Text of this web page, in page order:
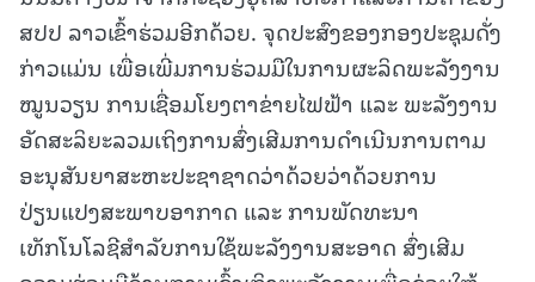
ສປປ ລາວເຂົ້າຮ່ວມອີກດ້ວຍ. ຈຸດປະສົງຂອງກອງປະຊຸມດັ່ງ
ກ່າວແມ່ນ ເພື່ອເພີ່ມການຮ່ວມມືໃນການຜະລິດພະລັງງານ
ໝູນວຽນ ການເຊື່ອມໂຍງຕາຂ່າຍໄຟຟ້າ ແລະ ພະລັງງານ
ອັດສະລິຍະລວມເຖິງການສົ່ງເສີມການດຳເນີນການຕາມ
ອະນຸສັນຍາສະຫະປະຊາຊາດວ່າດ້ວຍວ່າດ້ວຍການ
ປ່ຽນແປງສະພາບອາກາດ ແລະ ການພັດທະນາ
ເທັກໂນໂລຊີສຳລັບການໃຊ້ພະລັງງານສະອາດ ສົ່ງເສີມ